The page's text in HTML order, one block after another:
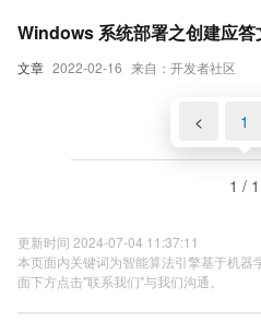
文章 2022-02-16 来自：开发者社区
Windows 系统部署之创建应答
< 1
1 / 1
更新时间 2024-07-04 11:37:11
本页面内关键词为智能算法引擎基于机器
面下方点击"联系我们"与我们沟通。